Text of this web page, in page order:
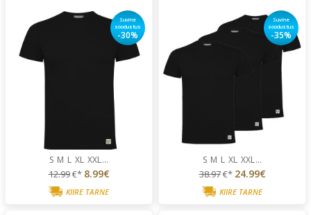
Suvine
soodustus
-30%
S M L XL XXL...
12.99€* 8.99€
KIIRE TARNE
Suvine
soodustus
-35%
S M L XL XXL...
38.97€* 24.99€
KIIRE TARNE